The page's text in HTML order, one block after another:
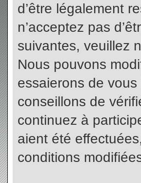
d’être légalement
n’acceptez pas
suivantes, veuillez
Nous pouvons
essaierons de
conseillons de
continuez à
aient été
conditions